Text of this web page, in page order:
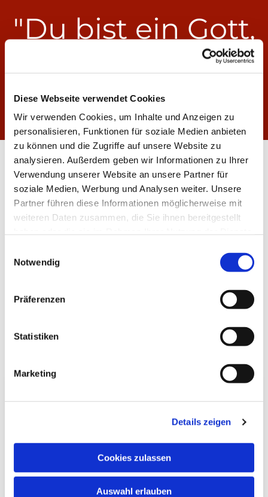
Diese Webseite verwendet Cookies
Wir verwenden Cookies, um Inhalte und Anzeigen zu
personalisieren, Funktionen für soziale Medien anbieten
zu können und die Zugriffe auf unsere Website zu
analysieren. Außerdem geben wir Informationen zu Ihrer
Verwendung unserer Website an unsere Partner für
soziale Medien, Werbung und Analysen weiter. Unsere
Partner führen diese Informationen möglicherweise mit
weiteren Daten zusammen, die Sie ihnen bereitgestellt
Notwendig
Präferenzen
Statistiken
Marketing
Details zeigen
Cookies zulassen
Auswahl erlauben
"Du bist ein Gott,
der mich sieht."
1. Mose 16,13 (Jahreslosung 2023)
Kollekte
Kollekte gesammelt. Für welchen Anlass
Mehr erfahren